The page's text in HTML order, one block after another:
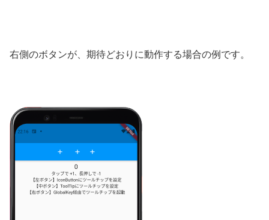
右側のボタンが、期待どおりに動作する場合の例です。